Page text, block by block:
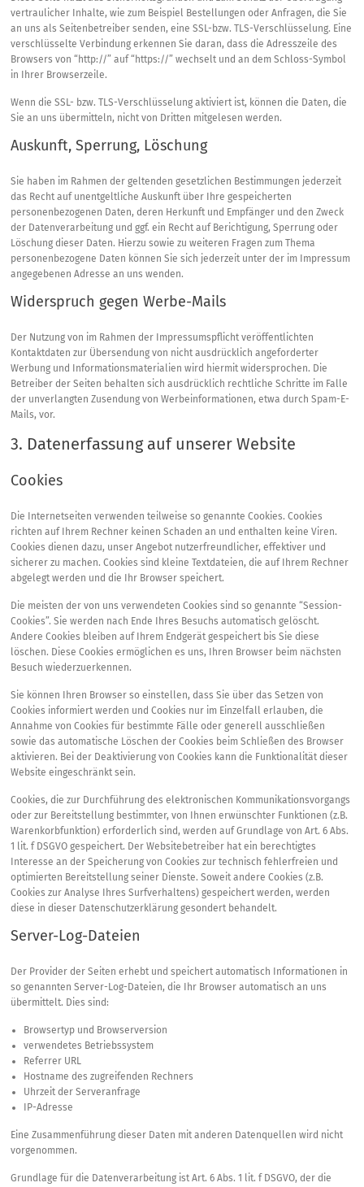
vertraulicher Inhalte, wie zum Beispiel Bestellungen oder Anfragen, die Sie
an uns als Seitenbetreiber senden, eine SSL-bzw. TLS-Verschlüsselung. Eine
verschlüsselte Verbindung erkennen Sie daran, dass die Adresszeile des
Browsers von “http://” auf “https://” wechselt und an dem Schloss-Symbol
in Ihrer Browserzeile.
Wenn die SSL- bzw. TLS-Verschlüsselung aktiviert ist, können die Daten, die
Sie an uns übermitteln, nicht von Dritten mitgelesen werden.
Auskunft, Sperrung, Löschung
Sie haben im Rahmen der geltenden gesetzlichen Bestimmungen jederzeit
das Recht auf unentgeltliche Auskunft über Ihre gespeicherten
personenbezogenen Daten, deren Herkunft und Empfänger und den Zweck
der Datenverarbeitung und ggf. ein Recht auf Berichtigung, Sperrung oder
Löschung dieser Daten. Hierzu sowie zu weiteren Fragen zum Thema
personenbezogene Daten können Sie sich jederzeit unter der im Impressum
angegebenen Adresse an uns wenden.
Widerspruch gegen Werbe-Mails
Der Nutzung von im Rahmen der Impressumspflicht veröffentlichten
Kontaktdaten zur Übersendung von nicht ausdrücklich angeforderter
Werbung und Informationsmaterialien wird hiermit widersprochen. Die
Betreiber der Seiten behalten sich ausdrücklich rechtliche Schritte im Falle
der unverlangten Zusendung von Werbeinformationen, etwa durch Spam-E-
Mails, vor.
3. Datenerfassung auf unserer Website
Cookies
Die Internetseiten verwenden teilweise so genannte Cookies. Cookies
richten auf Ihrem Rechner keinen Schaden an und enthalten keine Viren.
Cookies dienen dazu, unser Angebot nutzerfreundlicher, effektiver und
sicherer zu machen. Cookies sind kleine Textdateien, die auf Ihrem Rechner
abgelegt werden und die Ihr Browser speichert.
Die meisten der von uns verwendeten Cookies sind so genannte “Session-
Cookies”. Sie werden nach Ende Ihres Besuchs automatisch gelöscht.
Andere Cookies bleiben auf Ihrem Endgerät gespeichert bis Sie diese
löschen. Diese Cookies ermöglichen es uns, Ihren Browser beim nächsten
Besuch wiederzuerkennen.
Sie können Ihren Browser so einstellen, dass Sie über das Setzen von
Cookies informiert werden und Cookies nur im Einzelfall erlauben, die
Annahme von Cookies für bestimmte Fälle oder generell ausschließen
sowie das automatische Löschen der Cookies beim Schließen des Browser
aktivieren. Bei der Deaktivierung von Cookies kann die Funktionalität dieser
Website eingeschränkt sein.
Cookies, die zur Durchführung des elektronischen Kommunikationsvorgangs
oder zur Bereitstellung bestimmter, von Ihnen erwünschter Funktionen (z.B.
Warenkorbfunktion) erforderlich sind, werden auf Grundlage von Art. 6 Abs.
1 lit. f DSGVO gespeichert. Der Websitebetreiber hat ein berechtigtes
Interesse an der Speicherung von Cookies zur technisch fehlerfreien und
optimierten Bereitstellung seiner Dienste. Soweit andere Cookies (z.B.
Cookies zur Analyse Ihres Surfverhaltens) gespeichert werden, werden
diese in dieser Datenschutzerklärung gesondert behandelt.
Server-Log-Dateien
Der Provider der Seiten erhebt und speichert automatisch Informationen in
so genannten Server-Log-Dateien, die Ihr Browser automatisch an uns
übermittelt. Dies sind:
Browsertyp und Browserversion
verwendetes Betriebssystem
Referrer URL
Hostname des zugreifenden Rechners
Uhrzeit der Serveranfrage
IP-Adresse
Eine Zusammenführung dieser Daten mit anderen Datenquellen wird nicht
vorgenommen.
Grundlage für die Datenverarbeitung ist Art. 6 Abs. 1 lit. f DSGVO, der die